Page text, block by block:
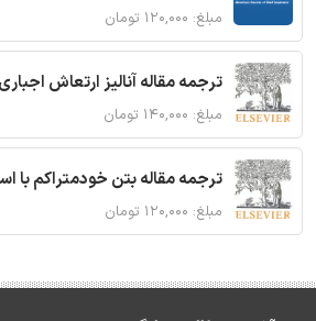
مبلغ: ۱۲۰,۰۰۰ تومان
ترجمه مقاله آنالیز ارتعاش
مبلغ: ۱۴۰,۰۰۰ تومان
ترجمه مقاله بتن خودمتراکم با
مبلغ: ۱۲۰,۰۰۰ تومان